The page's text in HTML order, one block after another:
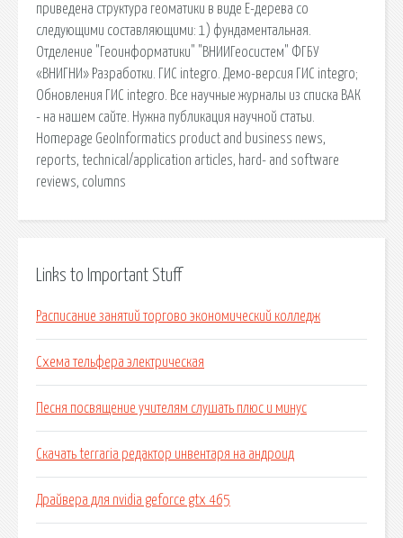
приведена структура геоматики в виде Е-дерева со
следующими составляющими: 1) фундаментальная.
Отделение "Геоинформатики" "ВНИИГеосистем" ФГБУ
«ВНИГНИ» Разработки. ГИС integro. Демо-версия ГИС integro;
Обновления ГИС integro. Все научные журналы из списка ВАК
- на нашем сайте. Нужна публикация научной статьи.
Homepage GeoInformatics product and business news,
reports, technical/application articles, hard- and software
reviews, columns
Links to Important Stuff
Расписание занятий торгово экономический колледж
Схема тельфера электрическая
Песня посвящение учителям слушать плюс и минус
Скачать terraria редактор инвентаря на андроид
Драйвера для nvidia geforce gtx 465